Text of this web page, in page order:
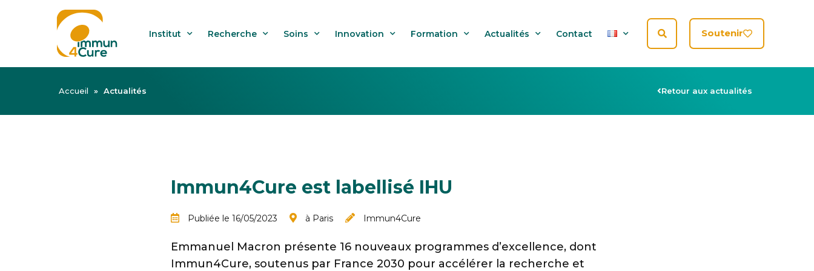
Institut Recherche Soins Innovation Formation Actualités Contact Soutenir
Accueil » Actualités Retour aux actualités
Immun4Cure est labellisé IHU
Publiée le 16/05/2023 à Paris Immun4Cure
Emmanuel Macron présente 16 nouveaux programmes d’excellence, dont
Immun4Cure, soutenus par France 2030 pour accélérer la recherche et